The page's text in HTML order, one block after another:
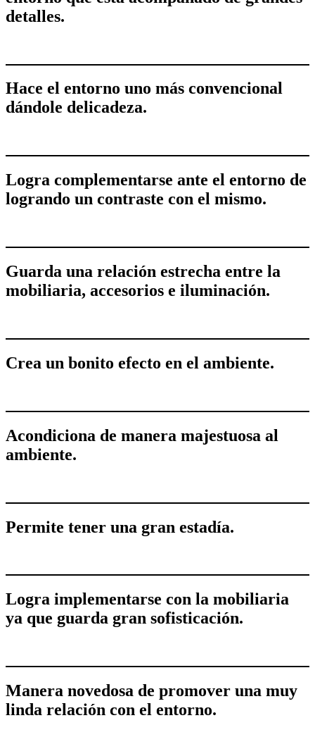
detalles.
Hace el entorno uno más convencional
dándole delicadeza.
Logra complementarse ante el entorno de
logrando un contraste con el mismo.
Guarda una relación estrecha entre la
mobiliaria, accesorios e iluminación.
Crea un bonito efecto en el ambiente.
Acondiciona de manera majestuosa al
ambiente.
Permite tener una gran estadía.
Logra implementarse con la mobiliaria
ya que guarda gran sofisticación.
Manera novedosa de promover una muy
linda relación con el entorno.